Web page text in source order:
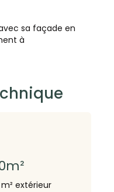
sa façade en
à
extérieur